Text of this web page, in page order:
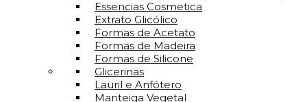
Essencias Cosmetica
Extrato Glicólico
Formas de Acetato
Formas de Madeira
Formas de Silicone
Glicerinas
Lauril e Anfótero
Manteiga Vegetal